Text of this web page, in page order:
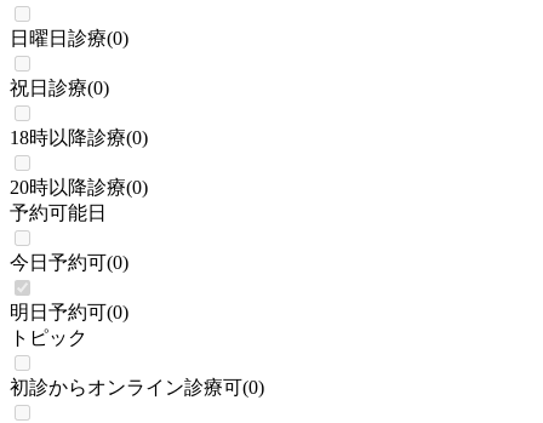
日曜日診療(0)
祝日診療(0)
18時以降診療(0)
20時以降診療(0)
予約可能日
今日予約可(0)
明日予約可(0)
トピック
初診からオンライン診療可(0)